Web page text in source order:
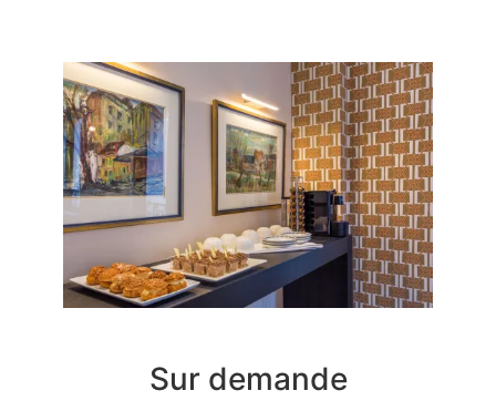
Sur demande